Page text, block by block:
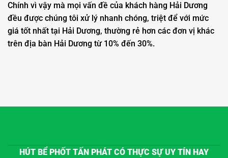
Chính vì vậy mà mọi vấn đề của khách hàng Hải Dương
đều được chúng tôi xử lý nhanh chóng, triệt để với mức
giá tốt nhất tại Hải Dương, thường rẻ hơn các đơn vị khác
trên địa bàn Hải Dương từ 10% đến 30%.
HÚT BỂ PHỐT TẤN PHÁT CÓ THỰC SỰ UY TÍN HAY